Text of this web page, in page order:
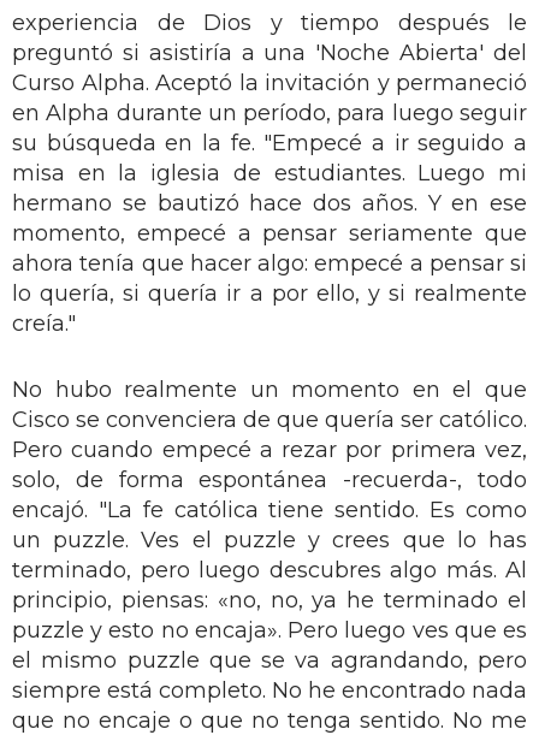
experiencia de Dios y tiempo después le
preguntó si asistiría a una 'Noche Abierta' del
Curso Alpha. Aceptó la invitación y permaneció
en Alpha durante un período, para luego seguir
su búsqueda en la fe. "Empecé a ir seguido a
misa en la iglesia de estudiantes. Luego mi
hermano se bautizó hace dos años. Y en ese
momento, empecé a pensar seriamente que
ahora tenía que hacer algo: empecé a pensar si
lo quería, si quería ir a por ello, y si realmente
creía."
No hubo realmente un momento en el que
Cisco se convenciera de que quería ser católico.
Pero cuando empecé a rezar por primera vez,
solo, de forma espontánea -recuerda-, todo
encajó. "La fe católica tiene sentido. Es como
un puzzle. Ves el puzzle y crees que lo has
terminado, pero luego descubres algo más. Al
principio, piensas: «no, no, ya he terminado el
puzzle y esto no encaja». Pero luego ves que es
el mismo puzzle que se va agrandando, pero
siempre está completo. No he encontrado nada
que no encaje o que no tenga sentido. No me